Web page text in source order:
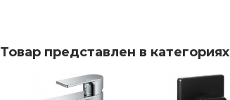
Товар представлен в категориях